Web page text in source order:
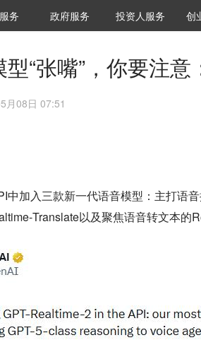
究院
务 城市之窗
政府服务 VClub投资机构库
投资机构职位推介
投资人服务 创
“张嘴”，你要注
月08日 07:51
中加入三款新一代语音模型：主打语
以及聚焦语音转文本的